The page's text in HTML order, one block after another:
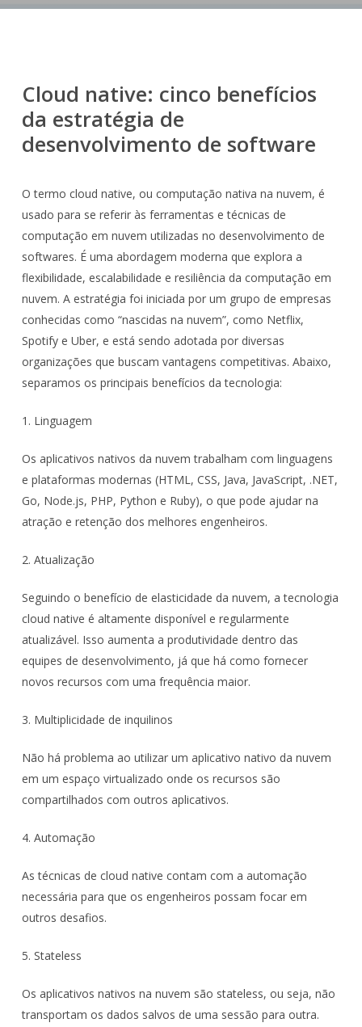
Cloud native: cinco benefícios
da estratégia de
desenvolvimento de software
O termo cloud native, ou computação nativa na nuvem, é
usado para se referir às ferramentas e técnicas de
computação em nuvem utilizadas no desenvolvimento de
softwares. É uma abordagem moderna que explora a
flexibilidade, escalabilidade e resiliência da computação em
nuvem. A estratégia foi iniciada por um grupo de empresas
conhecidas como “nascidas na nuvem”, como Netflix,
Spotify e Uber, e está sendo adotada por diversas
organizações que buscam vantagens competitivas. Abaixo,
separamos os principais benefícios da tecnologia:
1. Linguagem
Os aplicativos nativos da nuvem trabalham com linguagens
e plataformas modernas (HTML, CSS, Java, JavaScript, .NET,
Go, Node.js, PHP, Python e Ruby), o que pode ajudar na
atração e retenção dos melhores engenheiros.
2. Atualização
Seguindo o benefício de elasticidade da nuvem, a tecnologia
cloud native é altamente disponível e regularmente
atualizável. Isso aumenta a produtividade dentro das
equipes de desenvolvimento, já que há como fornecer
novos recursos com uma frequência maior.
3. Multiplicidade de inquilinos
Não há problema ao utilizar um aplicativo nativo da nuvem
em um espaço virtualizado onde os recursos são
compartilhados com outros aplicativos.
4. Automação
As técnicas de cloud native contam com a automação
necessária para que os engenheiros possam focar em
outros desafios.
5. Stateless
Os aplicativos nativos na nuvem são stateless, ou seja, não
transportam os dados salvos de uma sessão para outra.